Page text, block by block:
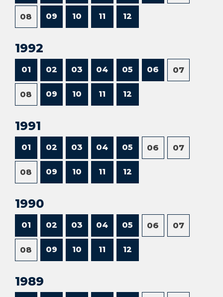
08 09 10 11 12
1992
01 02 03 04 05 06 07
08 09 10 11 12
1991
01 02 03 04 05 06 07
08 09 10 11 12
1990
01 02 03 04 05 06 07
08 09 10 11 12
1989